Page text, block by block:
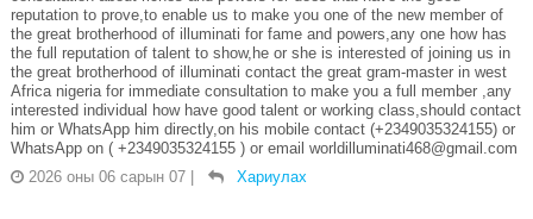
reputation to prove,to enable us to make you one of the new member of
the great brotherhood of illuminati for fame and powers,any one how has
the full reputation of talent to show,he or she is interested of joining us in
the great brotherhood of illuminati contact the great gram-master in west
Africa nigeria for immediate consultation to make you a full member ,any
interested individual how have good talent or working class,should contact
him or WhatsApp him directly,on his mobile contact (+2349035324155) or
WhatsApp on ( +2349035324155 ) or email worldilluminati468@gmail.com
2026 оны 06 сарын 07
Хариулах